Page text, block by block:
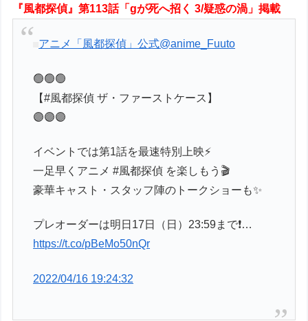
『風都探偵』第113話「gが死へ招く 3/疑惑の渦」掲載
アニメ「風都探偵」公式@anime_Fuuto
🟢🟢🟢
【#風都探偵 ザ・ファーストケース】
🟣🟣🟣
イベントでは第1話を最速特別上映⚡️
一足早くアニメ #風都探偵 を楽しもう🎬
豪華キャスト・スタッフ陣のトークショーも✨
プレオーダーは明日17日（日）23:59まで❗️…
https://t.co/pBeMo50nQr
2022/04/16 19:24:32